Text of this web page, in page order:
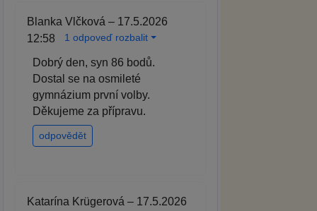
Blanka Vlčková – 17.5.2026
12:58
1 odpoveď rozbalit
Dobrý den, syn 86 bodů.
Dostal se na osmileté
gymnázium první volby.
Děkujeme za přípravu.
odpovědět
Katarína Krügerová – 17.5.2026